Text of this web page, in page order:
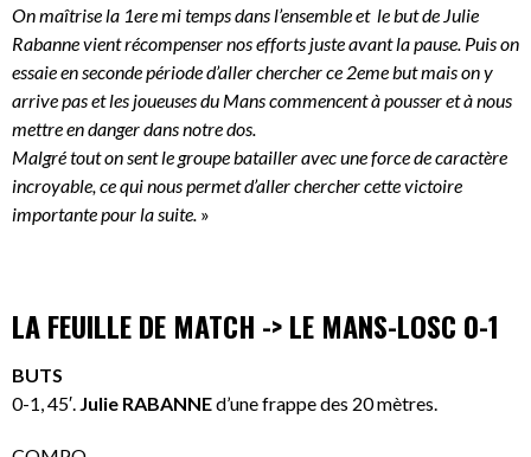
On maîtrise la 1ere mi temps dans l’ensemble et le but de Julie
Rabanne vient récompenser nos efforts juste avant la pause. Puis on
essaie en seconde période d’aller chercher ce 2eme but mais on y
arrive pas et les joueuses du Mans commencent à pousser et à nous
mettre en danger dans notre dos.
Malgré tout on sent le groupe batailler avec une force de caractère
incroyable, ce qui nous permet d’aller chercher cette victoire
importante pour la suite. »
LA FEUILLE DE MATCH -> LE MANS-LOSC 0-1
BUTS
0-1, 45′. Julie RABANNEd’une frappe des 20 mètres.